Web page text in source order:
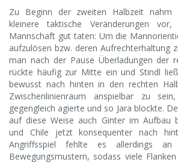
Zu Beginn der zweiten Halbzeit
kleinere taktische Veränderungen
Mannschaft gut taten: Um die
aufzulösen bzw. deren Aufrechterhaltung
man nach der Pause Überladungen der
rückte häufig zur Mitte ein und Stindl
bewusst nach hinten in den rechten
Zwischenlinienraum anspielbar zu
gegengleich agierte und so Jara blockte.
auf diese Weise auch Ginter im Aufbau
und Chile jetzt konsequenter nach
Angriffsspiel fehlte es allerdings an
Bewegungsmustern, sodass viele